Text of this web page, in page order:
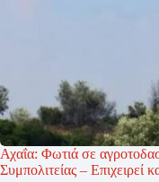
Αχαΐα: Φωτιά σε
Συμπολιτείας – Επιχειρεί